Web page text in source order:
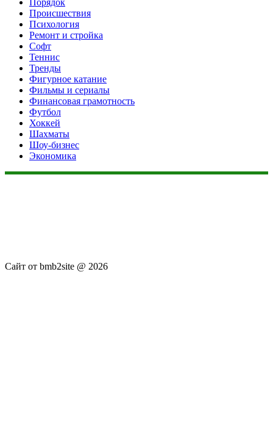
Происшествия
Психология
Ремонт и стройка
Софт
Теннис
Тренды
Фигурное катание
Фильмы и сериалы
Финансовая грамотность
Футбол
Хоккей
Шахматы
Шоу-бизнес
Экономика
Сайт от bmb2site @ 2026